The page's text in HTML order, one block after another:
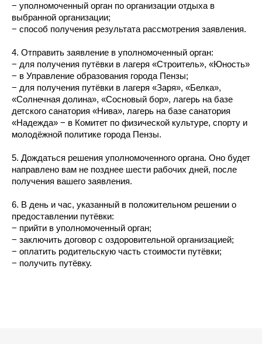
− уполномоченный орган по организации отдыха в
выбранной организации;
− способ получения результата рассмотрения заявления.
4. Отправить заявление в уполномоченный орган:
− для получения путёвки в лагеря «Строитель», «Юность»
− в Управление образования города Пензы;
− для получения путёвки в лагеря «Заря», «Белка»,
«Солнечная долина», «Сосновый бор», лагерь на базе
детского санатория «Нива», лагерь на базе санатория
«Надежда» − в Комитет по физической культуре, спорту и
молодёжной политике города Пензы.
5. Дождаться решения уполномоченного органа. Оно будет
направлено вам не позднее шести рабочих дней, после
получения вашего заявления.
6. В день и час, указанный в положительном решении о
предоставлении путёвки:
− прийти в уполномоченный орган;
− заключить договор с оздоровительной организацией;
− оплатить родительскую часть стоимости путёвки;
− получить путёвку.